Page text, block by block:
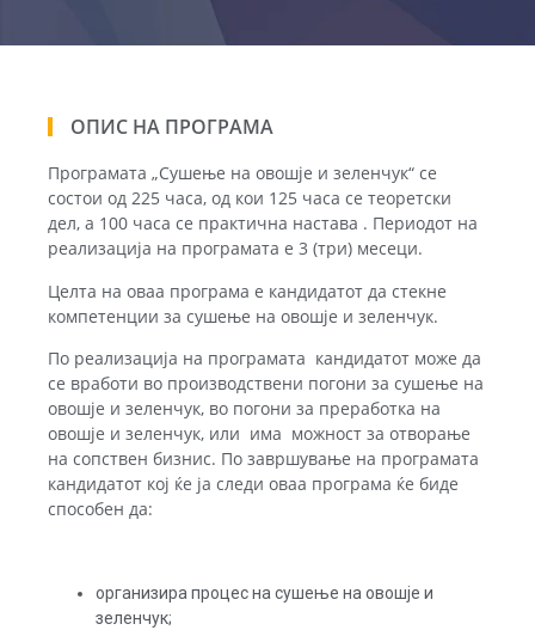
ОПИС НА ПРОГРАМА
Програмата „Сушење на овошје и зеленчук“ се
состои од 225 часа, од кои 125 часа се теоретски
дел, a 100 часа се практична настава . Периодот на
реализација на програмата е 3 (три) месеци.
Целта на оваа програма е кандидатот да стекне
компетенции за сушење на овошје и зеленчук.
По реализација на програмата кандидатот може да
се вработи во производствени погони за сушење на
овошје и зеленчук, во погони за преработка на
овошје и зеленчук, или има можност за отворање
на сопствен бизнис. По завршување на програмата
кандидатот кој ќе ја следи оваа програма ќе биде
способен да:
организира процес на сушење на овошје и
зеленчук;